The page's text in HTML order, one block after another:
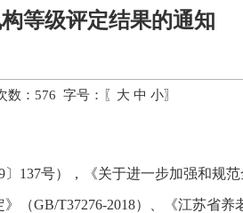
等级评定结果的通知
数： 576 字号：〖 大 中 小〗
137号），《关于进一步加强和规
（GB/T37276-2018）、《江苏省